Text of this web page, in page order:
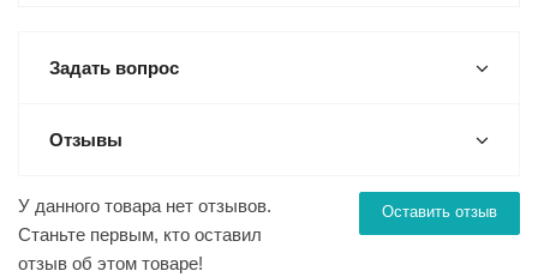
Задать вопрос
Отзывы
Оставить отзыв
У данного товара нет отзывов.
Станьте первым, кто оставил
отзыв об этом товаре!